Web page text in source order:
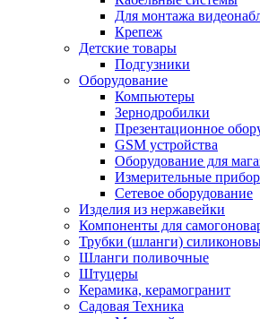
Для монтажа
Крепеж
Детские товары
Подгузники
Оборудование
Компьютеры
Зернодробилки
Презентационное
GSM устройства
Оборудование для
Измерительные
Сетевое оборудование
Изделия из нержавейки
Компоненты для
Трубки (шланги)
Шланги поливочные
Штуцеры
Керамика, керамогранит
Садовая Техника